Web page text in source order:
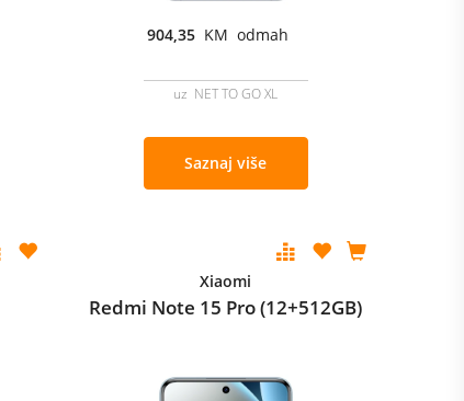
904,35 KM odmah
uz NET TO GO XL
Saznaj više
Xiaomi
Redmi Note 15 Pro (12+512GB)